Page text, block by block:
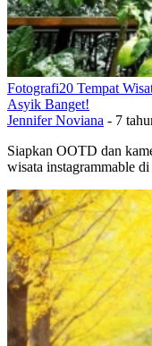
Fotografi20 Tempat
Asyik Banget!
Jennifer Noviana - 7
Siapkan OOTD dan
wisata instagrammable